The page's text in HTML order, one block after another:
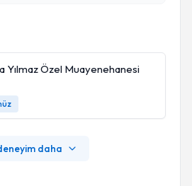
Yılmaz Özel Muayenehanesi
daha